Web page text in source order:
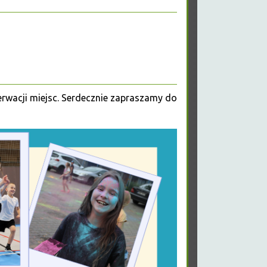
miejsc. Serdecznie zapraszamy do